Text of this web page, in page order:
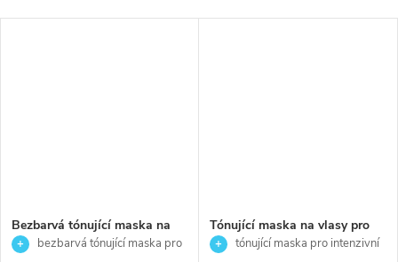
Bezbarvá tónující maska na
vlasy (clear) - Nutri Color -
bezbarvá tónující maska pro
Tónující maska na vlasy pro
intenzivní červeno-fialový
tónující maska pro intenzivní